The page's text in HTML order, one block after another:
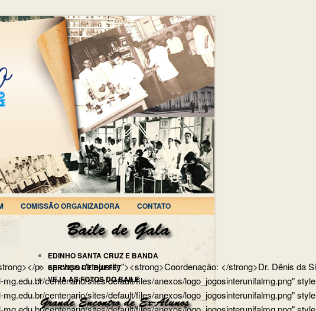
COMISSÃO ORGANIZADORA CONTATO
p> <p class="rtejustify"><strong>Coordenação: </strong>Dr. Dênis
mg.edu.br/centenario/sites/default/files/anexos/
centenario/sites/default/files/anexos/
EDINHO SANTA CRUZ E BANDA
SERVIÇO DE BUFFET
VEJA AS FOTOS DO BAILE